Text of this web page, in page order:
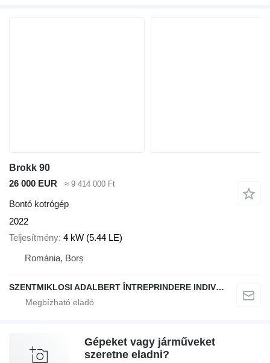
Brokk 90
26 000 EUR
≈ 9 414 000 Ft
Bontó kotrógép
2022
Teljesítmény 4 kW (5.44 LE)
Románia, Borș
SZENTMIKLOSI ADALBERT ÎNTREPRINDERE INDIVIDUALĂ
Gépeket vagy járműveket
szeretne eladni?